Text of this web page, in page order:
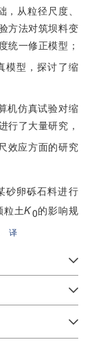
从粒径尺度、
方法对筑坝料变
统一修正模型；
模型，探讨了缩
机仿真试验对缩
行了大量研究，
效应方面的研究
砂卵砾石料进行
粒土K0的影响规
译